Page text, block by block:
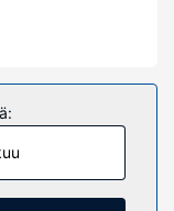
kohteesta
ilmaiset
foam -
ilmainen